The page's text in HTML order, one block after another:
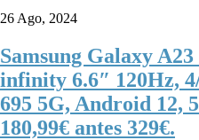
26 Ago, 2024
Samsung Galaxy
infinity 6.6″ 120Hz,
695 5G, Android 12,
180,99€ antes 329€.